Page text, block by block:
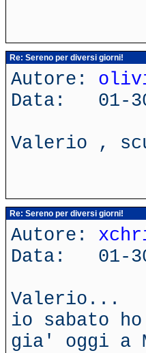
Re: Sereno per diversi giorni!
Autore:
Data: 01-
Valerio ,
Re: Sereno per diversi giorni!
Autore:
Data: 01-
Valerio...
io sabato
gia' oggi a